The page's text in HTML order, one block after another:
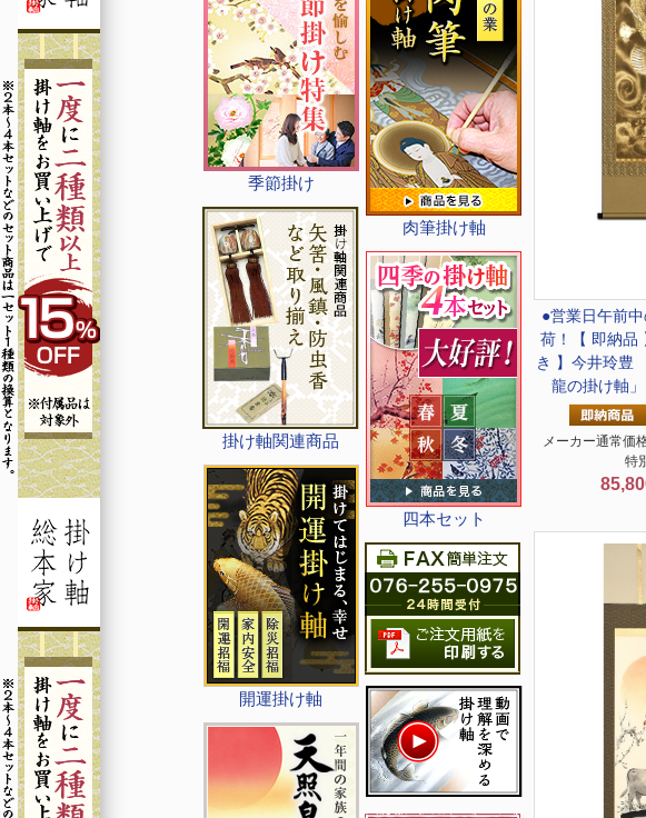
季節掛け
掛け軸関連商品
開運掛け軸
肉筆掛け軸
四本セット
●営業日午前
荷！
【 即納品
き 】今井玲豊
龍の掛け軸
メーカー通常価
特